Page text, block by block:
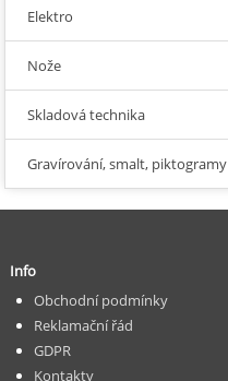
Elektro
Nože
Skladová technika
Gravírování, smalt, piktogramy
Info
Obchodní podmínky
Reklamační řád
GDPR
Kontakty